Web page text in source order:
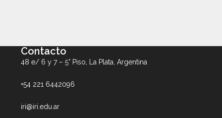
Contacto
48 e/ 6 y 7 – 5° Piso, La Plata, Argentina
+54 221 6442096
iri@iri.edu.ar